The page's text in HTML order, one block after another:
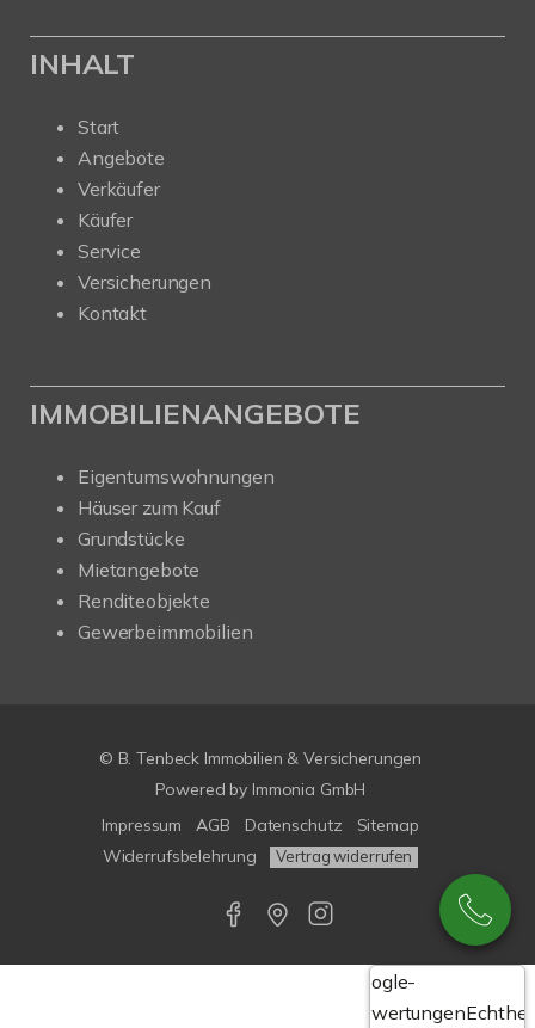
INHALT
Start
Angebote
Verkäufer
Käufer
Service
Versicherungen
Kontakt
IMMOBILIENANGEBOTE
Eigentumswohnungen
Häuser zum Kauf
Grundstücke
Mietangebote
Renditeobjekte
Gewerbeimmobilien
© B. Tenbeck Immobilien & Versicherungen
Powered by Immonia GmbH
Impressum
AGB Datenschutz
Sitemap
Widerrufsbelehrung
Vertrag widerrufen
Google-
Bewertungen